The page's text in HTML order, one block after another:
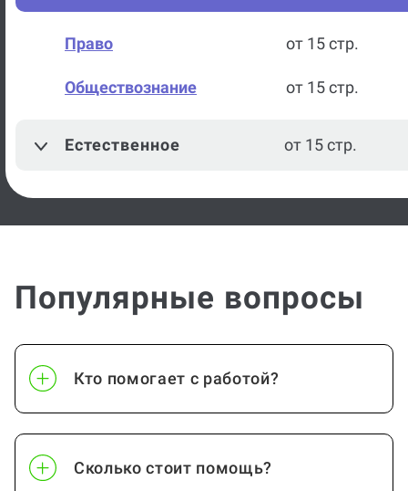
Право от 15 стр.
Обществознание от 15 стр.
Естественное от 15 стр.
Популярные вопросы
Кто помогает с работой?
Сколько стоит помощь?